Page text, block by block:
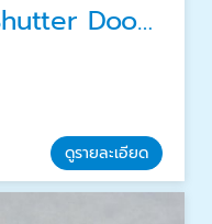
งานสั่งทำตามแบบ Shutter Door PVC
ดูรายละเอียด